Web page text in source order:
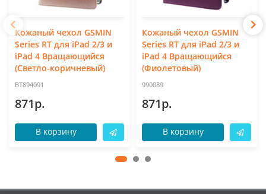
Кожаный чехол GSMIN
Series RT для iPad 2/3 и
iPad 4 Вращающийся
(Светло-коричневый)
BT894091
871р.
В корзину
Кожаный чехол GSMIN
Series RT для iPad 2/3 и
iPad 4 Вращающийся
(Фиолетовый)
990089
871р.
В корзину